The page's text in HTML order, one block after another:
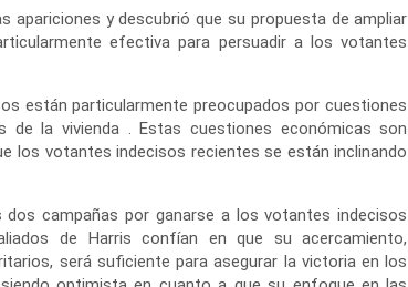
apariciones y descubrió que su propuesta de ampliar
efectiva para persuadir a los votantes
están particularmente preocupados por cuestiones
la vivienda . Estas cuestiones económicas son
los votantes indecisos recientes se están inclinando
campañas por ganarse a los votantes indecisos
de Harris confían en que su acercamiento,
será suficiente para asegurar la victoria en los